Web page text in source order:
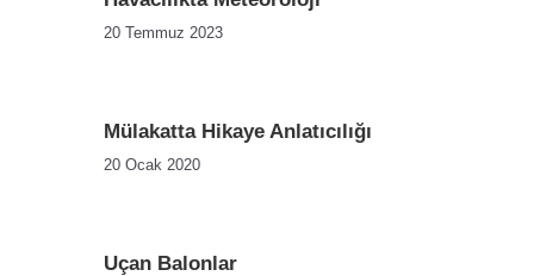
20 Temmuz 2023
Mülakatta Hikaye Anlatıcılığı
20 Ocak 2020
Uçan Balonlar